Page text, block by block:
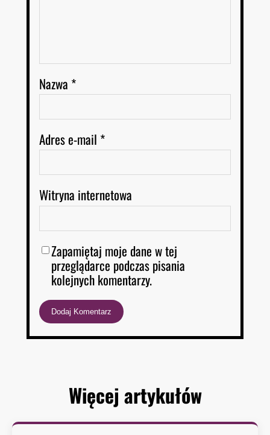
Nazwa *
Adres e-mail *
Witryna internetowa
Zapamiętaj moje dane w tej
przeglądarce podczas pisania
kolejnych komentarzy.
Więcej artykułów